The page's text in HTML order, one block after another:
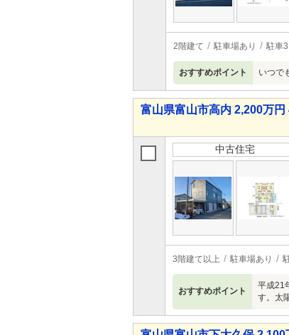
2階建て 駐車場あり 駐車
おすすめポイント いつで
富山県富山市高内 2,200万円
中古住宅
3階建て以上 駐車場あり
おすすめポイント
平成21
す。太